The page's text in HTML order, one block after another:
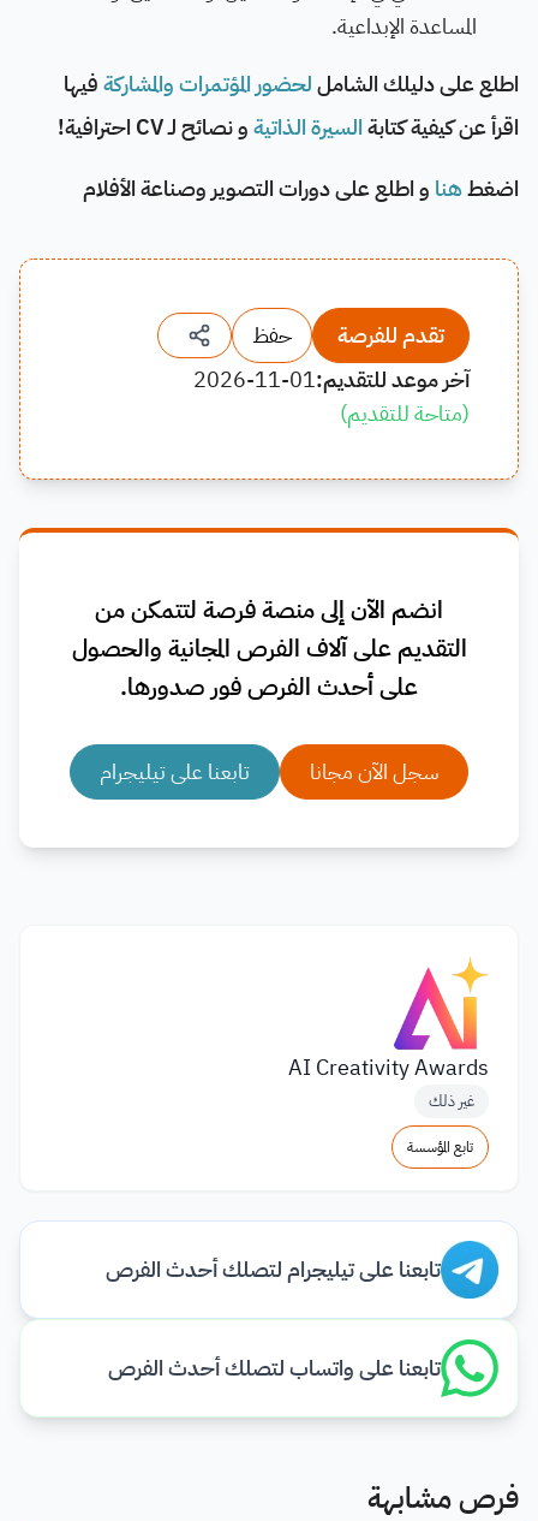
المساعدة الإبداعية.
اطلع على دليلك الشامللحضور المؤتمرات والمشاركةفيها
اقرأ عن كيفية كتابةالسيرة الذاتيةو نصائح لـ CV احترافية!
اضغطهنا و اطلع على دورات التصوير وصناعة الأفلام
تقدم للفرصة
حفظ
آخر موعد للتقديم:2026-11-01
(متاحة للتقديم)
انضم الآن إلى منصة فرصة لتتمكن من
التقديم على آلاف الفرص المجانية والحصول
على أحدث الفرص فور صدورها.
سجل الآن مجانا تابعنا على تيليجرام
AI Creativity Awards
غير ذلك
تابع المؤسسة
تابعنا على تيليجرام لتصلك أحدث الفرص
تابعنا على واتساب لتصلك أحدث الفرص
فرص مشابهة